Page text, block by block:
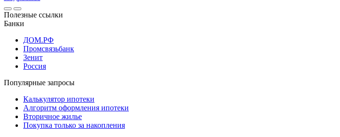
Полезные ссылки
Банки
ДОМ.РФ
Промсвязьбанк
Зенит
Россия
Популярные запросы
Калькулятор ипотеки
Алгоритм оформления ипотеки
Вторичное жилье
Покупка только за накопления